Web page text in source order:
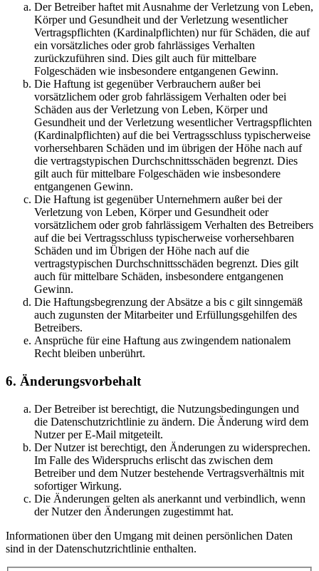
Der Betreiber haftet mit Ausnahme der Verletzung von Leben,
Körper und Gesundheit und der Verletzung wesentlicher
Vertragspflichten (Kardinalpflichten) nur für Schäden, die auf
ein vorsätzliches oder grob fahrlässiges Verhalten
zurückzuführen sind. Dies gilt auch für mittelbare
Folgeschäden wie insbesondere entgangenen Gewinn.
Die Haftung ist gegenüber Verbrauchern außer bei
vorsätzlichem oder grob fahrlässigem Verhalten oder bei
Schäden aus der Verletzung von Leben, Körper und
Gesundheit und der Verletzung wesentlicher Vertragspflichten
(Kardinalpflichten) auf die bei Vertragsschluss typischerweise
vorhersehbaren Schäden und im übrigen der Höhe nach auf
die vertragstypischen Durchschnittsschäden begrenzt. Dies
gilt auch für mittelbare Folgeschäden wie insbesondere
entgangenen Gewinn.
Die Haftung ist gegenüber Unternehmern außer bei der
Verletzung von Leben, Körper und Gesundheit oder
vorsätzlichem oder grob fahrlässigem Verhalten des Betreibers
auf die bei Vertragsschluss typischerweise vorhersehbaren
Schäden und im Übrigen der Höhe nach auf die
vertragstypischen Durchschnittsschäden begrenzt. Dies gilt
auch für mittelbare Schäden, insbesondere entgangenen
Gewinn.
Die Haftungsbegrenzung der Absätze a bis c gilt sinngemäß
auch zugunsten der Mitarbeiter und Erfüllungsgehilfen des
Betreibers.
Ansprüche für eine Haftung aus zwingendem nationalem
Recht bleiben unberührt.
6. Änderungsvorbehalt
Der Betreiber ist berechtigt, die Nutzungsbedingungen und
die Datenschutzrichtlinie zu ändern. Die Änderung wird dem
Nutzer per E-Mail mitgeteilt.
Der Nutzer ist berechtigt, den Änderungen zu widersprechen.
Im Falle des Widerspruchs erlischt das zwischen dem
Betreiber und dem Nutzer bestehende Vertragsverhältnis mit
sofortiger Wirkung.
Die Änderungen gelten als anerkannt und verbindlich, wenn
der Nutzer den Änderungen zugestimmt hat.
Informationen über den Umgang mit deinen persönlichen Daten
sind in der Datenschutzrichtlinie enthalten.